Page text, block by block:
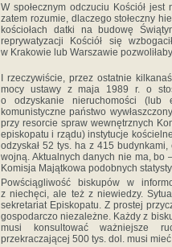
W społecznym odczuciu Kościół
zatem rozumie, dlaczego stołeczny
kościołach datki na budowę
reprywatyzacji Kościół się
w Krakowie lub Warszawie
I rzeczywiście, przez ostatnie
mocy ustawy z maja 1989 r. o
o odzyskanie nieruchomości
komunistyczne państwo
przy resorcie spraw wewnętrznych
episkopatu i rządu) instytucje
odzyskał 52 tys. ha z 415
wojną. Aktualnych danych nie ma, bo
Komisja Majątkowa podobnych
Powściągliwość biskupów w
z niechęci, ale też z niewiedzy.
sekretariat Episkopatu. Z prostej
gospodarczo niezależne. Każdy z
musi konsultować ważniejsze
przekraczającej 500 tys. dol. musi